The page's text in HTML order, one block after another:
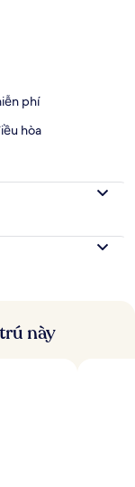
phí
hòa
này